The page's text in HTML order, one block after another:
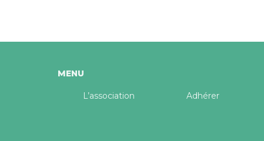
MENU
L’association Adhérer